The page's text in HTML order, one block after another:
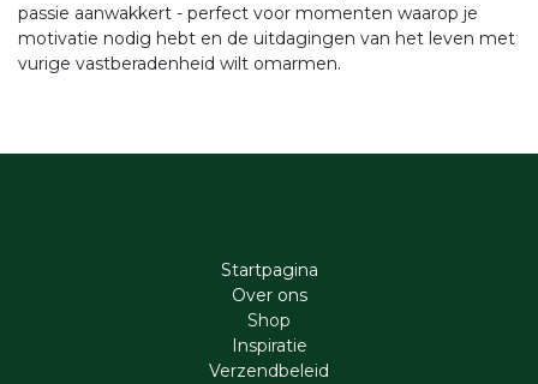
passie aanwakkert - perfect voor momenten waarop je
motivatie nodig hebt en de uitdagingen van het leven met
vurige vastberadenheid wilt omarmen.
Startpagina
Ove​r​ ons
Shop
Inspiratie
Verzendbeleid